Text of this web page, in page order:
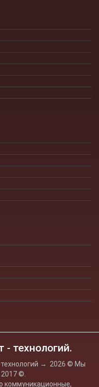
технологий.
→ 2026 © Мы
©.
коммуникационные,